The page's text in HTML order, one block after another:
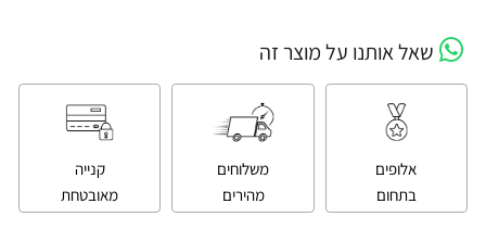
שאל אותנו על מוצר זה
אלופים
בתחום
משלוחים
מהירים
קנייה
מאובטחת